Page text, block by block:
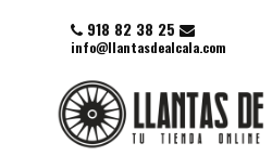
918 82 38 25
info@llantasdealcala.com